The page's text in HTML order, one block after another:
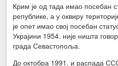
Крим је од тада имао посебан
републике, а у оквиру
је опет имао свој посебан
Украјини 1954. није ништа
града Севастопоља.
До октобра 1991. и распада